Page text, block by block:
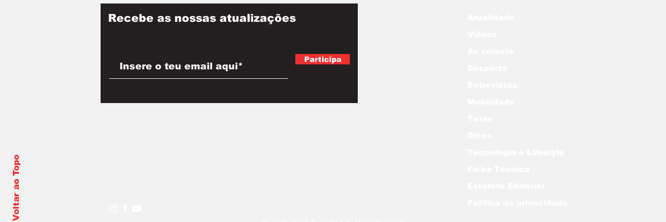
Voltar ao Topo
Recebe as nossas atualizações
Participa